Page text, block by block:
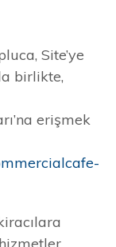
Site’ye
birlikte,
erişmek